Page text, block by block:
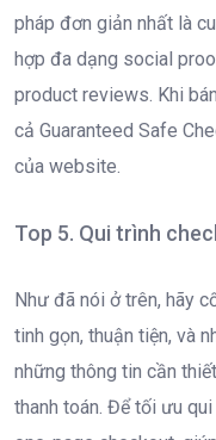
pháp đơn giản nhất là
hợp đa dạng social
product reviews. Khi
cả Guaranteed Safe
của website.
Top 5. Qui trình
Như đã nói ở trên, hãy
tinh gọn, thuận tiện, và
những thông tin cần
thanh toán. Để tối ưu